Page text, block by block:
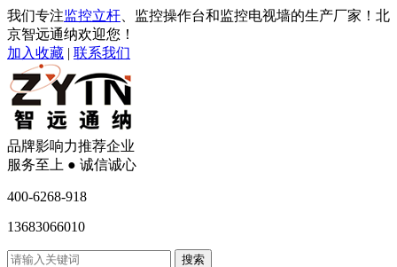
我们专注监控立杆 、监控操作台和监控电视墙的生产厂家！北
京智远通纳欢迎您！
加入收藏 | 联系我们
品牌影响力推荐企业
服务至上 ● 诚信诚心
400-6268-918
13683066010